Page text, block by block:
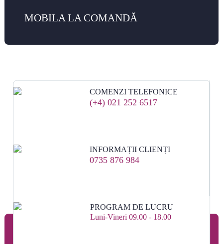
MOBILA LA COMANDĂ
COMENZI TELEFONICE
(+4) 021 252 6517
INFORMAȚII CLIENȚI
0735 876 984
PROGRAM DE LUCRU
Luni-Vineri 09.00 - 18.00